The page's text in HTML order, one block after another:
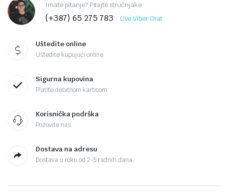
Imate pitanje? Pitajte stručnjake
(+387) 65 275 783 Live Viber Chat
Uštedite online
Uštedite kupujući online
Sigurna kupovina
Platite debitnom karticom
Korisnička podrška
Pozovite nas
Dostava na adresu
Dostava u roku od 2-5 radnih dana